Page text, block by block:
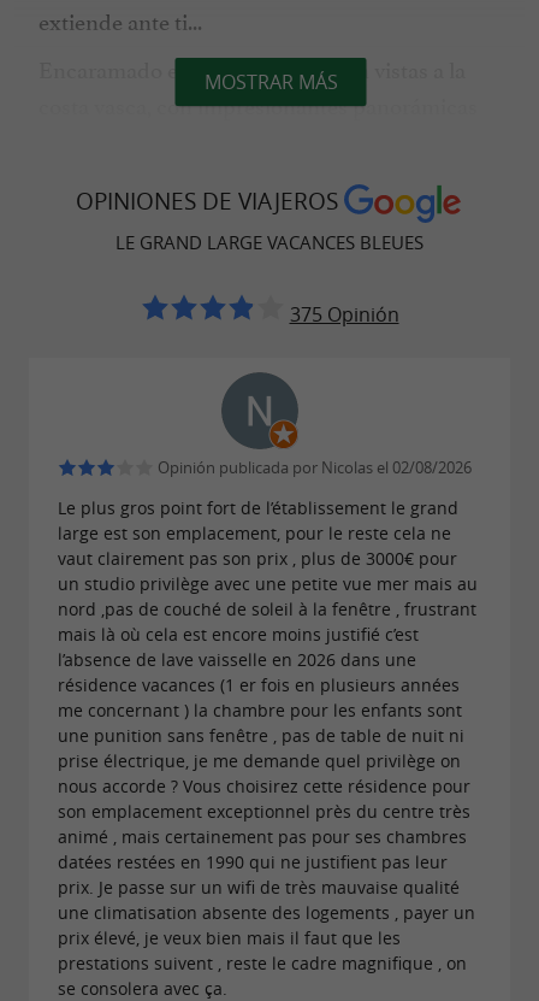
extiende ante ti...
Encaramado en un acantilado con vistas a la
costa vasca, con impresionantes panorámicas
Large personifica el espíritu marítimo. Nuestra
residencia vacacional en el suroestegoza de
una ubicación privilegiada, a tan solo 200
metros del puerto viejo y del centro de la
ciudad, y a solo 10 minutos a pie de La Grande
DESAYUNO CON VISTAS AL ATLÁNTICO
En sus vacaciones en el suroeste, ¡comience el
día con estilo con un delicioso desayuno
panorámico elaborado con productos locales!
Con susenormes ventanales que ofrecen una
vista impresionante de la bahía de Biarritz,
desde el faro hasta el Rocher de la Vierge,
nuestra habitación le espera para que complete
esta estampa perfecta.
ENCUÉNTRELO ENEL BLOG DE
GUIDE DU PAYS BASQUE...
MOSTRAR MÁS
OPINIONES DE VIAJEROS
LE GRAND LARGE VACANCES BLEUES
375 Opinión
Opinión publicada por Nicolas el 02/08/2026
Le plus gros point fort de l’établissement le grand
large est son emplacement, pour le reste cela ne
vaut clairement pas son prix , plus de 3000€ pour
un studio privilège avec une petite vue mer mais au
nord ,pas de couché de soleil à la fenêtre , frustrant
mais là où cela est encore moins justifié c’est
l’absence de lave vaisselle en 2026 dans une
résidence vacances (1 er fois en plusieurs années
me concernant ) la chambre pour les enfants sont
une punition sans fenêtre , pas de table de nuit ni
prise électrique, je me demande quel privilège on
nous accorde ? Vous choisirez cette résidence pour
son emplacement exceptionnel près du centre très
animé , mais certainement pas pour ses chambres
datées restées en 1990 qui ne justifient pas leur
prix. Je passe sur un wifi de très mauvaise qualité
une climatisation absente des logements , payer un
prix élevé, je veux bien mais il faut que les
prestations suivent , reste le cadre magnifique , on
se consolera avec ça.